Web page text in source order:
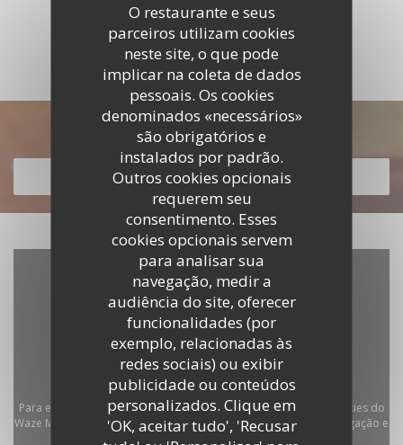
O restaurante e seus
parceiros utilizam cookies
neste site, o que pode
implicar na coleta de dados
pessoais. Os cookies
denominados «necessários»
são obrigatórios e
instalados por padrão.
Outros cookies opcionais
requerem seu
consentimento. Esses
cookies opcionais servem
para analisar sua
navegação, medir a
audiência do site, oferecer
funcionalidades (por
exemplo, relacionadas às
redes sociais) ou exibir
publicidade ou conteúdos
personalizados. Clique em
'OK, aceitar tudo', 'Recusar
DESCUBRA A ÁREA
Descubra o nosso menu
DESCUBRA O NOSSO MENU
Para exibir o mapa interativo do Waze, você deve aceitar os cookies do
Waze Map (Google). Esses cookies podem coletar dados de navegação e